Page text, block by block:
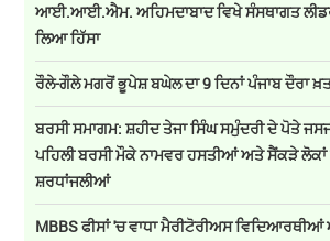
ਆਈ.ਆਈ.ਐਮ. ਅਹਿਮਦਾਬਾਦ ਵਿਖੇ ਸੰਸਥਾਗਤ
ਲਿਆ ਹਿੱਸਾ
ਰੌਲੇ-ਗੌਲੇ ਮਗਰੋਂ ਭੂਪੇਸ਼ ਬਘੇਲ ਦਾ 9 ਦਿਨਾਂ ਪੰਜਾਬ ਦੌਰਾ
ਬਰਸੀ ਸਮਾਗਮ: ਸ਼ਹੀਦ ਤੇਜਾ ਸਿੰਘ ਸਮੁੰਦਰੀ ਦੇ ਪੋਤੇ
ਪਹਿਲੀ ਬਰਸੀ ਮੌਕੇ ਨਾਮਵਰ ਹਸਤੀਆਂ ਅਤੇ ਸੈਂਕੜੇ
ਸ਼ਰਧਾਂਜਲੀਆਂ
MBBS ਫੀਸਾਂ 'ਚ ਵਾਧਾ ਮੈਰੀਟੋਰੀਅਸ